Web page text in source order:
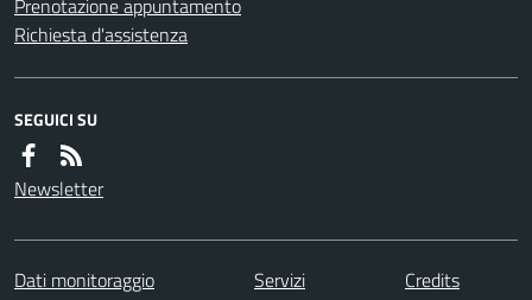
Prenotazione appuntamento
Richiesta d'assistenza
SEGUICI SU
Newsletter
Dati monitoraggio Servizi
Credits